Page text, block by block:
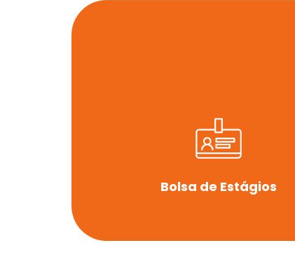
Bolsa de Estágios